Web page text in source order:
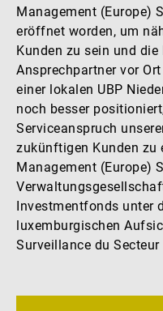
Asset
Externe
Management (Europe)
eröffnet worden, um
Kunden zu sein und
Ansprechpartner vor
einer lokalen UBP
noch besser
Serviceanspruch
zukünftigen Kunden zu
Management (Europe)
Investmentfonds unter
luxemburgischen
Surveillance du Secteur